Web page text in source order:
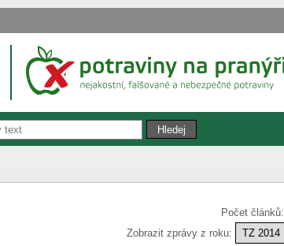
Počet článků:
Zobrazit zprávy z roku: